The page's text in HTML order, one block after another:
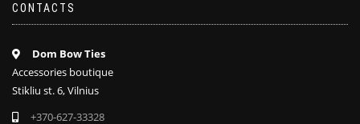
CONTACTS
Dom Bow Ties
Accessories boutique
Stikliu st. 6, Vilnius
+370-627-33328